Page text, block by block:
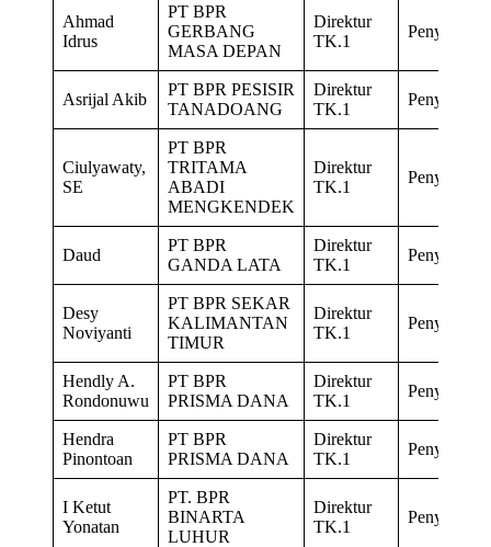
Ahmad
Idrus
PT BPR
GERBANG
MASA DEPAN
Direktur
TK.1
Penyegaran
Asrijal Akib
PT BPR PESISIR
TANADOANG
Direktur
TK.1
Penyegaran
Ciulyawaty,
SE
PT BPR
TRITAMA
ABADI
MENGKENDEK
Direktur
TK.1
Penyegaran
Daud
PT BPR
GANDA LATA
Direktur
TK.1
Penyegaran
Desy
Noviyanti
PT BPR SEKAR
KALIMANTAN
TIMUR
Direktur
TK.1
Penyegaran
Hendly A.
Rondonuwu
PT BPR
PRISMA DANA
Direktur
TK.1
Penyegaran
Hendra
Pinontoan
PT BPR
PRISMA DANA
Direktur
TK.1
Penyegaran
I Ketut
Yonatan
PT. BPR
BINARTA
LUHUR
Direktur
TK.1
Penyegaran